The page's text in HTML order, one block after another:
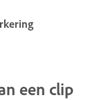
een clip